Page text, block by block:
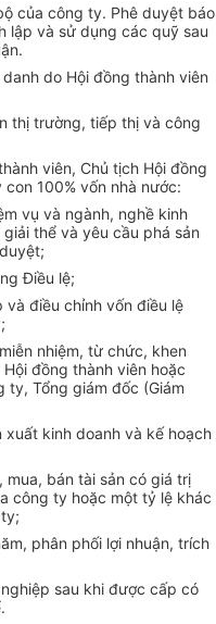
của công ty. Phê duyệt báo
lập và sử dụng các quỹ sau
do Hội đồng thành viên
thị trường, tiếp thị và công
viên, Chủ tịch Hội đồng
100% vốn nhà nước:
vụ và ngành, nghề kinh
thể và yêu cầu phá sản
Điều lệ;
điều chỉnh vốn điều lệ
nhiệm, từ chức, khen
đồng thành viên hoặc
ty, Tổng giám đốc (Giám
kinh doanh và kế hoạch
bán tài sản có giá trị
công ty hoặc một tỷ lệ khác
phân phối lợi nhuận, trích
sau khi được cấp có